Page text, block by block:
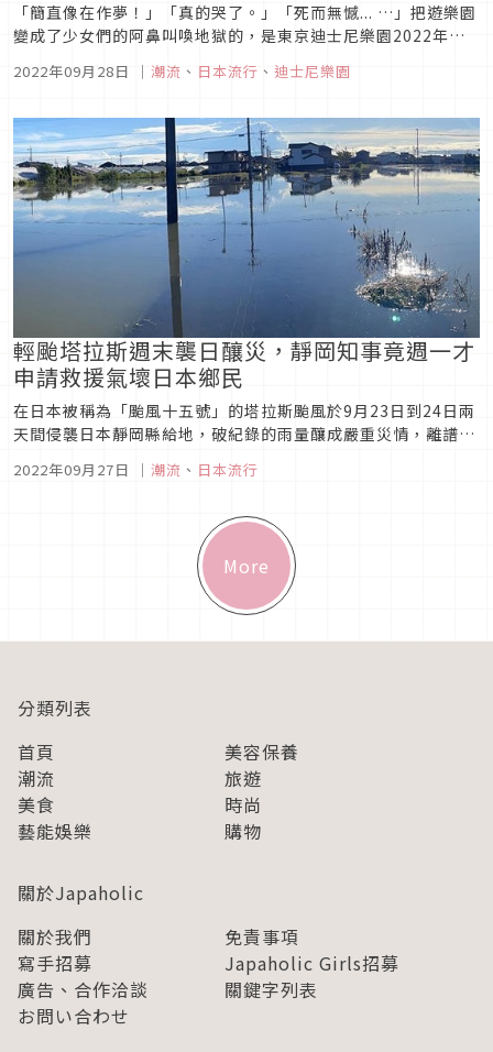
「簡直像在作夢！」「真的哭了。」「死而無憾... …」把遊樂園
變成了少女們的阿鼻叫喚地獄的，是東京迪士尼樂園2022年帶
活動第一天，曾經引起熱潮的反派手下們再次於遊行登場，這是
台演...
2022年09月28日 ｜ 潮流 、 日本流行 、 迪士尼樂園
輕颱塔拉斯週末襲日釀災，靜岡知事竟週一才
申請救援氣壞日本鄉民
在日本被稱為「颱風十五號」的塔拉斯颱風於9月23日到24日兩
天間侵襲日本靜岡縣給地，破紀錄的雨量釀成嚴重災情，離譜的
援申請，超慢效率讓日本鄉民氣憤直呼「週末是都放假去了
2022年09月27日 ｜ 潮流 、 日本流行
More
分類列表
首頁
美容保養
潮流
旅遊
美食
時尚
藝能娛樂
購物
關於Japaholic
關於我們
免責事項
寫手招募
Japaholic Girls招募
廣告、合作洽談
關鍵字列表
お問い合わせ